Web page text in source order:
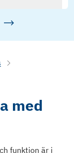
med
funktion är i